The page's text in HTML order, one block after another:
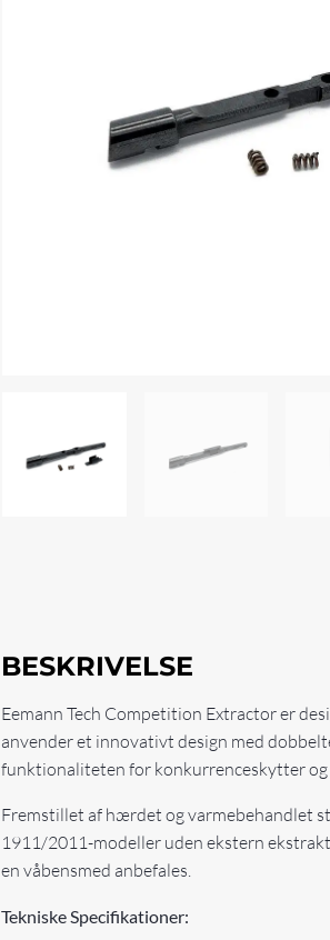
BESKRIVELSE
Eemann Tech Competition Extractor er
anvender et innovativt design med
funktionaliteten for konkurrenceskytter
Fremstillet af hærdet og varmebehandlet
1911/2011-modeller uden ekstern
en våbensmed anbefales.
Tekniske Specifikationer: